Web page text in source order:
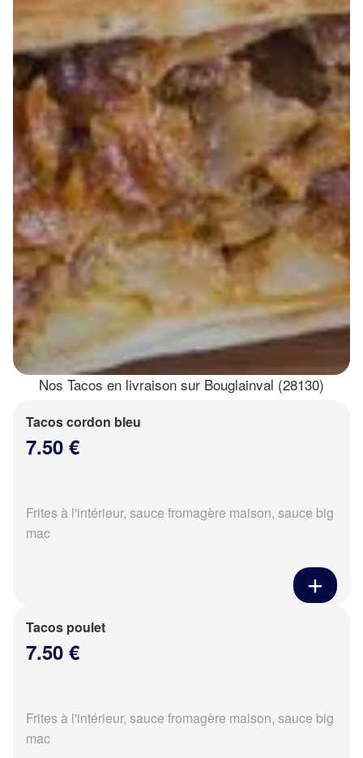
Nos Tacos en livraison sur Bouglainval (28130)
Tacos cordon bleu
7.50 €
Frites à l'intérieur, sauce fromagère maison, sauce big
mac
Tacos poulet
7.50 €
Frites à l'intérieur, sauce fromagère maison, sauce big
mac